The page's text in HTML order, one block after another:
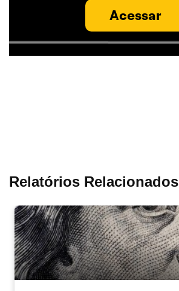
Acessar
Relatórios Relacionados